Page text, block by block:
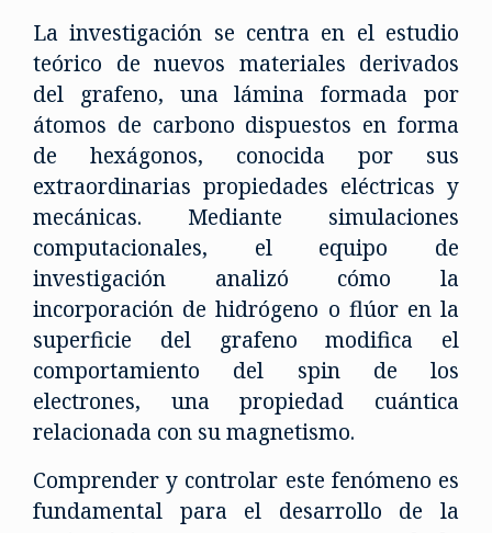
La investigación se centra en el estudio
teórico de nuevos materiales derivados
del grafeno, una lámina formada por
átomos de carbono dispuestos en forma
de hexágonos, conocida por sus
extraordinarias propiedades eléctricas y
mecánicas. Mediante simulaciones
computacionales, el equipo de
investigación analizó cómo la
incorporación de hidrógeno o flúor en la
superficie del grafeno modifica el
comportamiento del spin de los
electrones, una propiedad cuántica
relacionada con su magnetismo.
Comprender y controlar este fenómeno es
fundamental para el desarrollo de la